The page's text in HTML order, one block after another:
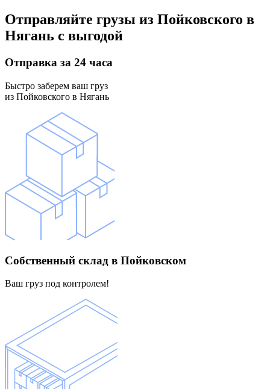
Отправляйте грузы из Пойковского в
Нягань с выгодой
Отправка за 24 часа
Быстро заберем ваш груз
из Пойковского в Нягань
Собственный склад в Пойковском
Ваш груз под контролем!